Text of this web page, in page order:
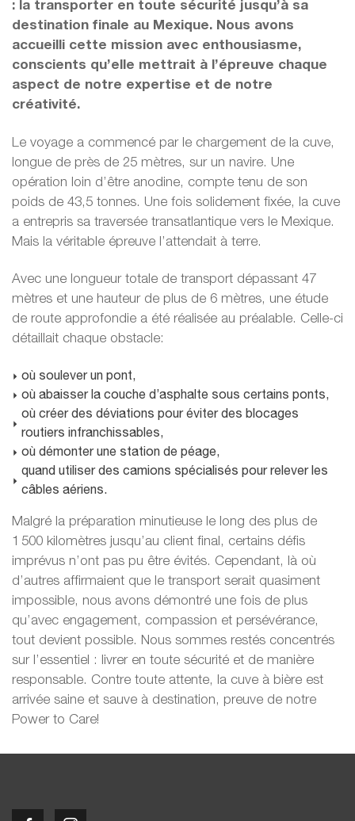
: la transporter en toute sécurité jusqu’à sa
destination finale au Mexique. Nous avons
accueilli cette mission avec enthousiasme,
conscients qu’elle mettrait à l’épreuve chaque
aspect de notre expertise et de notre
créativité.
Le voyage a commencé par le chargement de la cuve,
longue de près de 25 mètres, sur un navire. Une
opération loin d’être anodine, compte tenu de son
poids de 43,5 tonnes. Une fois solidement fixée, la cuve
a entrepris sa traversée transatlantique vers le Mexique.
Mais la véritable épreuve l’attendait à terre.
Avec une longueur totale de transport dépassant 47
mètres et une hauteur de plus de 6 mètres, une étude
de route approfondie a été réalisée au préalable. Celle-ci
détaillait chaque obstacle:
où soulever un pont,
où abaisser la couche d’asphalte sous certains ponts,
où créer des déviations pour éviter des blocages
routiers infranchissables,
où démonter une station de péage,
quand utiliser des camions spécialisés pour relever les
câbles aériens.
Malgré la préparation minutieuse le long des plus de
1 500 kilomètres jusqu’au client final, certains défis
imprévus n’ont pas pu être évités. Cependant, là où
d’autres affirmaient que le transport serait quasiment
impossible, nous avons démontré une fois de plus
qu’avec engagement, compassion et persévérance,
tout devient possible. Nous sommes restés concentrés
sur l’essentiel : livrer en toute sécurité et de manière
responsable. Contre toute attente, la cuve à bière est
arrivée saine et sauve à destination, preuve de notre
Power to Care!